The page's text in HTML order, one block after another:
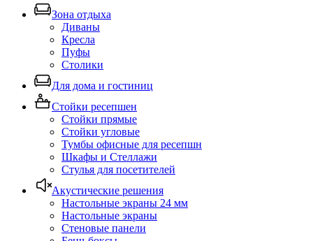
Зона отдыха
Диваны
Кресла
Пуфы
Столики
Для дома и гостиниц
Стойки ресепшен
Стойки прямые
Стойки угловые
Тумбы офисные для ресепшн
Шкафы и Стеллажи
Стулья для посетителей
Акустические решения
Настольные экраны 24 мм
Настольные экраны
Стеновые панели